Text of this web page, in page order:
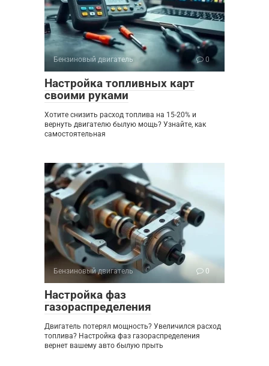
Бензиновый двигатель 0
Настройка топливных карт
своими руками
Хотите снизить расход топлива на 15-20% и
вернуть двигателю былую мощь? Узнайте, как
самостоятельная
Бензиновый двигатель 0
Настройка фаз
газораспределения
Двигатель потерял мощность? Увеличился расход
топлива? Настройка фаз газораспределения
вернет вашему авто былую прыть